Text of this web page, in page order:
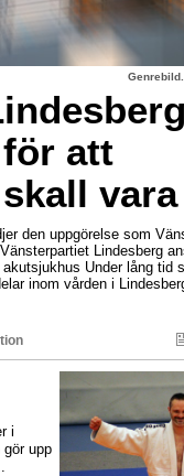
att
den uppgörelse som
Lindesberg
Under lång tid
inom vården i
i
gör upp